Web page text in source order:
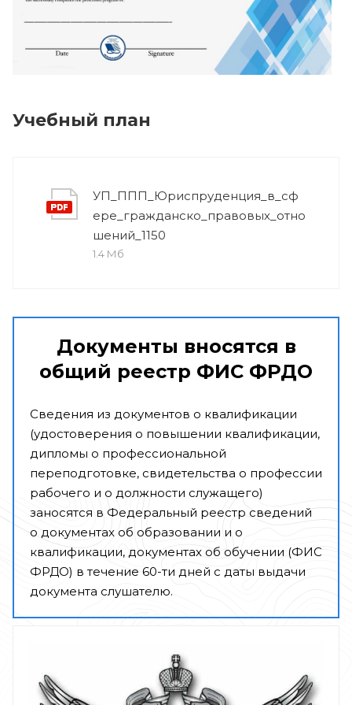
Учебный план
УП_ППП_Юриспруденция_в_сф
ере_гражданско_правовых_отно
шений_1150
1.4 Мб
Документы вносятся в
общий реестр ФИС ФРДО
Сведения из документов о квалификации
(удостоверения о повышении квалификации,
дипломы о профессиональной
переподготовке, свидетельства о профессии
рабочего и о должности служащего)
заносятся в Федеральный реестр сведений
о документах об образовании и о
квалификации, документах об обучении (ФИС
ФРДО) в течение 60-ти дней с даты выдачи
документа слушателю.